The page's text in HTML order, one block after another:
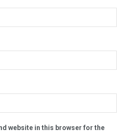
website in this browser for the